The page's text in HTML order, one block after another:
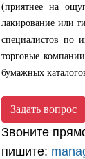
(приятнее на
лакирование или
специалистов по
торговые
бумажных
Задать вопрос
Звоните
пишите: